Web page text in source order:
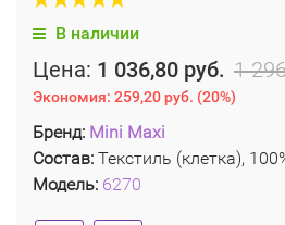
В наличии
Цена: 1 036,80 руб. 1
Экономия: 259,20 руб. (20%)
Бренд: Mini Maxi
Состав: Текстиль (клетка),
Модель: 6270